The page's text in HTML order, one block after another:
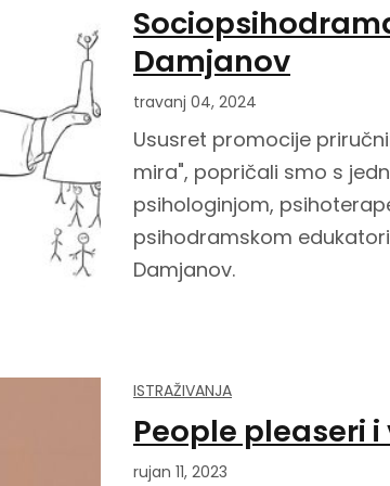
Damjanov
travanj 04, 2024
Ususret promocije
mira", popričali smo s
psihologinjom,
psihodramskom
Damjanov.
ISTRAŽIVANJA
People pleaseri
rujan 11, 2023